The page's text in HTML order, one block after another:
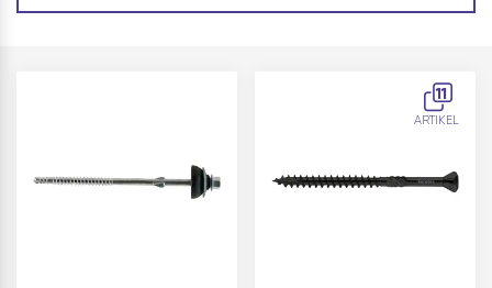
11
ARTIKEL